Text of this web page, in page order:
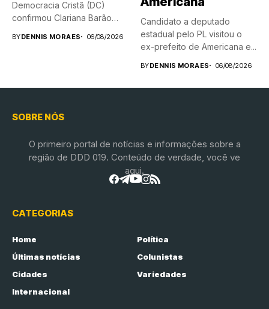
Democracia Cristã (DC)
confirmou Clariana Barão
BYDENNIS MORAES 06/08/2026
Candidato a deputado
estadual pelo PL visitou o
ex-prefeito de Americana e...
BYDENNIS MORAES 06/08/2026
SOBRE NÓS
O primeiro portal de notícias e informações sobre a
região de DDD 019. Conteúdo de verdade, você ve
aqui.
CATEGORIAS
Home
Política
Últimas notícias
Colunistas
Cidades
Variedades
Internacional